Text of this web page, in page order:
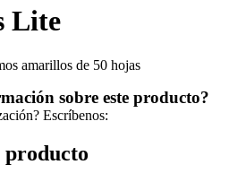
Lite
amarillos de 50 hojas
sobre este producto?
Escríbenos: